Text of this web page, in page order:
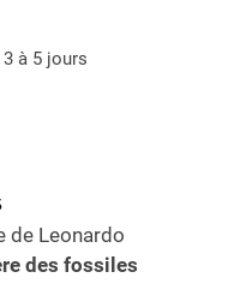
3 à 5 jours
de Leonardo
des fossiles